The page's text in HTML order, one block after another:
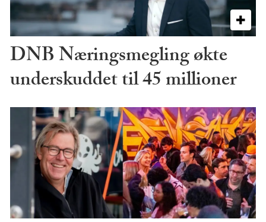
DNB Næringsmegling økte
underskuddet til 45 millioner